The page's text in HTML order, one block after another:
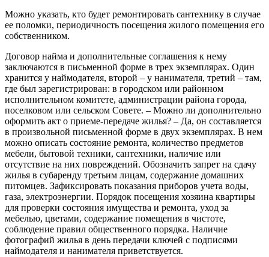
Можно указать, кто будет ремонтировать сантехнику в случае
ее поломки, периодичность посещения жилого помещения его
собственником.
Договор найма и дополнительные соглашения к нему
заключаются в письменной форме в трех экземплярах. Один
хранится у наймодателя, второй – у нанимателя, третий – там,
где был зарегистрирован: в городском или районном
исполнительном комитете, администрации района города,
поселковом или сельском Совете. – Можно ли дополнительно
оформить акт о приеме-передаче жилья? – Да, он составляется
в произвольной письменной форме в двух экземплярах. В нем
можно описать состояние ремонта, количество предметов
мебели, бытовой техники, сантехники, наличие или
отсутствие на них повреждений. Обозначить запрет на сдачу
жилья в субаренду третьим лицам, содержание домашних
питомцев. Зафиксировать показания приборов учета воды,
газа, электроэнергии. Порядок посещения хозяина квартиры
для проверки состояния имущества и ремонта, уход за
мебелью, цветами, содержание помещения в чистоте,
соблюдение правил общественного порядка. Наличие
фотографий жилья в день передачи ключей с подписями
наймодателя и нанимателя приветствуется.